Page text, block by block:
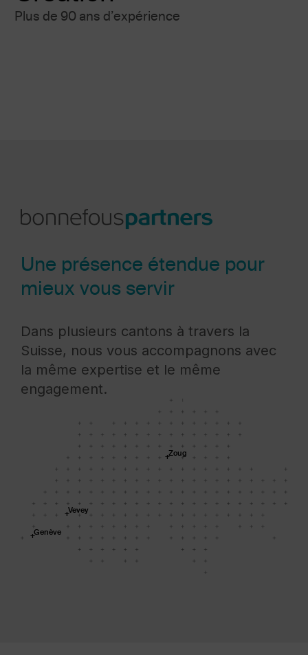
Plus de 90 ans d’expérience
Une présence étendue pour
mieux vous servir
Dans plusieurs cantons à travers la
Suisse, nous vous accompagnons avec
la même expertise et le même
engagement.
Genève
Vevey
Zoug